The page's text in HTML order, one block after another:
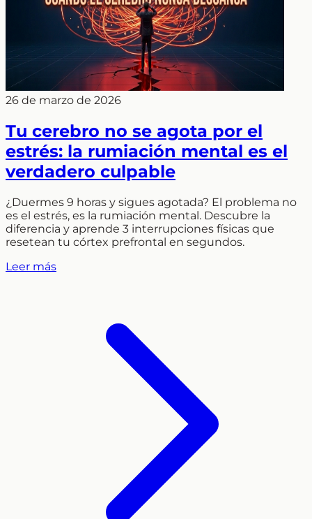
26 de marzo de 2026
Tu cerebro no se agota por el
estrés: la rumiación mental es el
verdadero culpable
¿Duermes 9 horas y sigues agotada? El problema no
es el estrés, es la rumiación mental. Descubre la
diferencia y aprende 3 interrupciones físicas que
resetean tu córtex prefrontal en segundos.
Leer más